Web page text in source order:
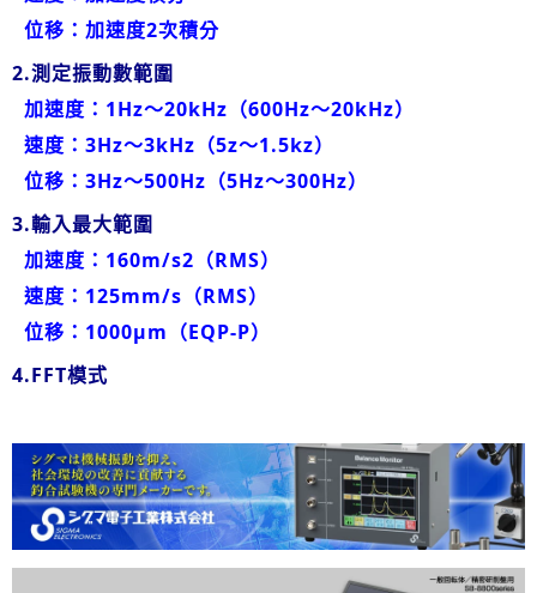
位移：加速度2次積分
2.測定振動數範圍
加速度：1Hz～20kHz（600Hz～20kHz）
速度：3Hz～3kHz（5z～1.5kz）
位移：3Hz～500Hz（5Hz～300Hz）
3.輸入最大範圍
加速度：160m/s2（RMS）
速度：125mm/s（RMS）
位移：1000μm（EQP-P）
4.FFT模式